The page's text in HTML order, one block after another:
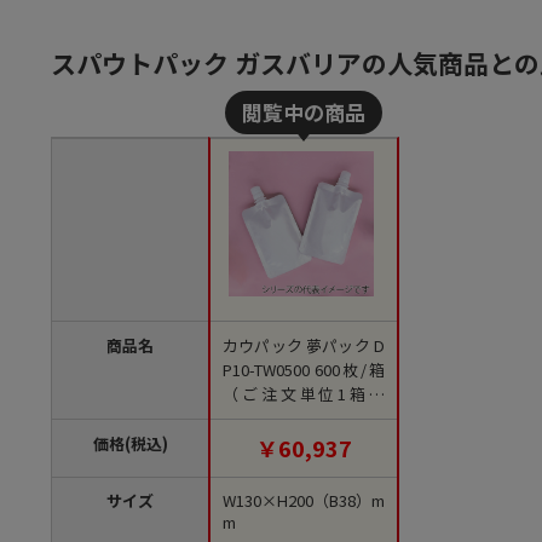
スパウトパック ガスバリアの人気商品と
商品名
価格(税込)
サイズ
カウパック 夢パック D
P10-TW0500 600枚/箱
（ご注文単位1箱）
【直送品】
￥60,937
W130×H200（B38）m
m